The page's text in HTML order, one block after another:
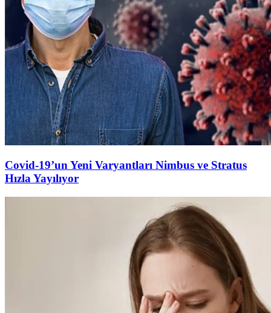
Covid-19’un Yeni Varyantları Nimbus ve Stratus
Hızla Yayılıyor